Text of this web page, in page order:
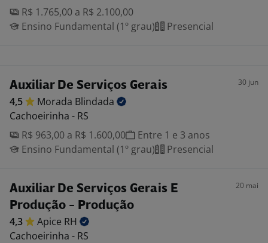
R$ 1.765,00 a R$ 2.100,00
Ensino Fundamental (1º grau)
Presencial
Auxiliar De Serviços Gerais 30 jun
4,5 Morada Blindada
Cachoeirinha - RS
R$ 963,00 a R$ 1.600,00
Entre 1 e 3 anos
Ensino Fundamental (1º grau)
Presencial
Auxiliar De Serviços Gerais E
Produção - Produção
20 mai
4,3 Apice RH
Cachoeirinha - RS